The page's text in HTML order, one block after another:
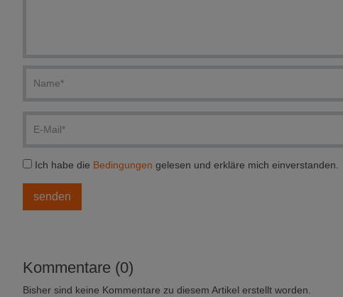
Ich habe die Bedingungen gelesen und erkläre mich einverstanden.
Kommentare (0)
Bisher sind keine Kommentare zu diesem Artikel erstellt worden.